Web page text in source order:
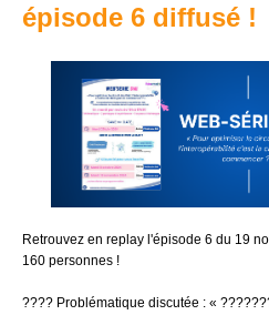
épisode 6 diffusé !
Retrouvez en replay l'épisode 6 du 19
160 personnes !
???? Problématique discutée : «